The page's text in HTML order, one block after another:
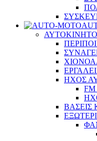
ΑΥΤΟΚΙΝΗΤΟ
ΗΧΟΣ
FM